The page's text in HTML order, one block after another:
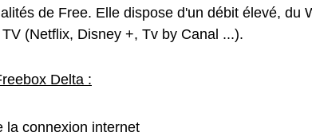
de Free. Elle dispose d'un débit élevé, du
(Netflix, Disney +, Tv by Canal ...).
Delta :
la connexion internet